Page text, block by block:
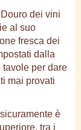
dei vini
al suo
fresca dei
dalla
per dare
mai provati
è
tra i